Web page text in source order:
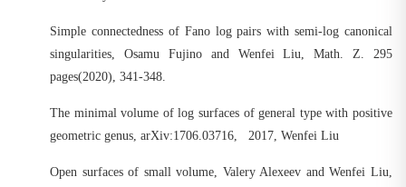
Simple connectedness of Fano log pairs with semi-log canonical
singularities, Osamu Fujino and Wenfei Liu, Math. Z. 295
pages(2020), 341-348.
The minimal volume of log surfaces of general type with positive
geometric genus, arXiv:1706.03716, 2017, Wenfei Liu
Open surfaces of small volume, Valery Alexeev and Wenfei Liu,